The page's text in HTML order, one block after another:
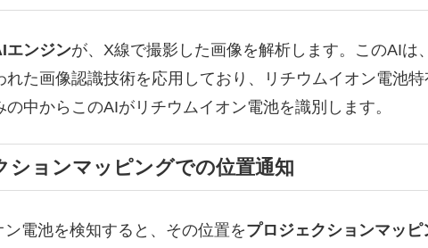
エンジンが、X線で撮影した画像を解析します。このAIは
れた画像認識技術を応用しており、リチウムイオン電池
中からこのAIがリチウムイオン電池を識別します。
ションマッピングでの位置通知
電池を検知すると、その位置をプロジェクションマッピ